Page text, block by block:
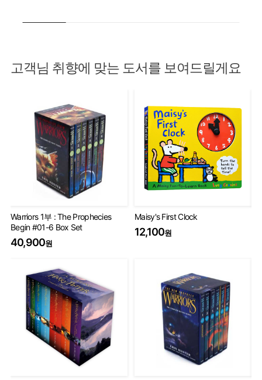
고객님 취향에 맞는 도서를 보여드릴게요
Warriors 1부 : The Prophecies
Begin #01-6 Box Set
40,900원
Maisy's First Clock
12,100원